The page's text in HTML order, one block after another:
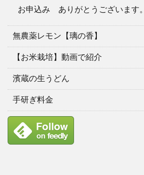
お申込み ありがとうございます。
無農薬レモン【璃の香】
【お米栽培】動画で紹介
濱蔵の生うどん
手研ぎ料金